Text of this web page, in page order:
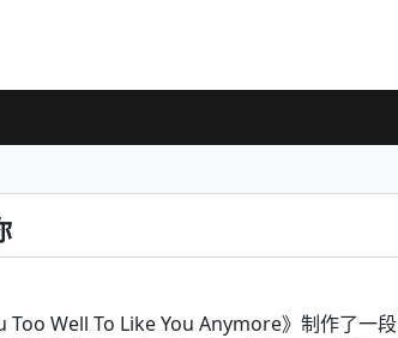
Well To Like You Anymore》制作了一段